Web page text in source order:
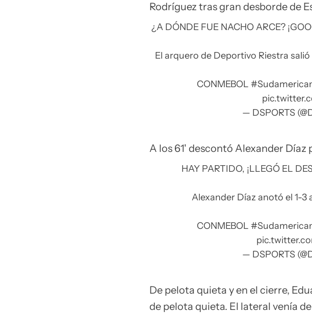
Rodríguez tras gran desborde de
¿A DÓNDE FUE NACHO ARCE?
El arquero de Deportivo Riestra
CONMEBOL
— DSPORTS
A los 61' descontó Alexander Díaz
HAY PARTIDO, ¡LLEGÓ EL
Alexander Díaz anotó el 1-3
CONMEBOL
— DSPORTS
De pelota quieta y en el cierre,
de pelota quieta. El lateral venía